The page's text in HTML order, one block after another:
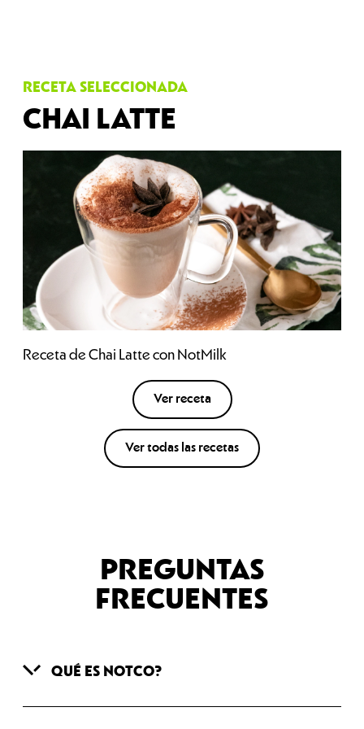
RECETA SELECCIONADA
CHAI LATTE
Receta de Chai Latte con NotMilk
Ver receta
Ver todas las recetas
PREGUNTAS
FRECUENTES
QUÉ ES NOTCO?
en común: reinventar la industria